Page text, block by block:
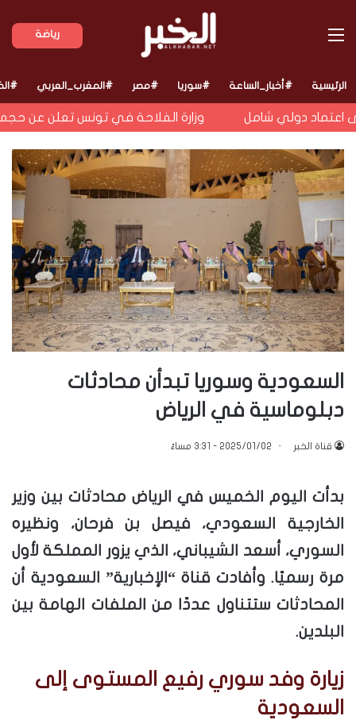
رياضة القائمة
الرئيسية #أخبار_الساعة #سوريا #مصر #المغرب_العربي
دولي شامل وزارة الفلاحة في تونس تعلن عن حجم
السعودية وسوريا تبدأن محادثات
دبلوماسية في الرياض
قناة الخبر 2025/01/02 - 3:31 مساءً
بدأت اليوم الخميس في الرياض محادثات بين وزير
الخارجية السعودي، فيصل بن فرحان، ونظيره
السوري، أسعد الشيباني، الذي يزور المملكة لأول
مرة رسميًا. وأفادت قناة “الإخبارية” السعودية أن
المحادثات ستتناول عددًا من الملفات الهامة بين
البلدين.
زيارة وفد سوري رفيع المستوى إلى
السعودية